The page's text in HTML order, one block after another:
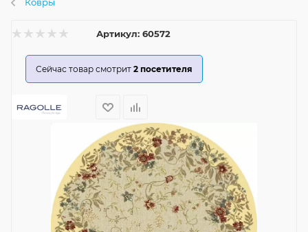
Артикул: 60572
Сейчас товар смотрит 2 посетителя